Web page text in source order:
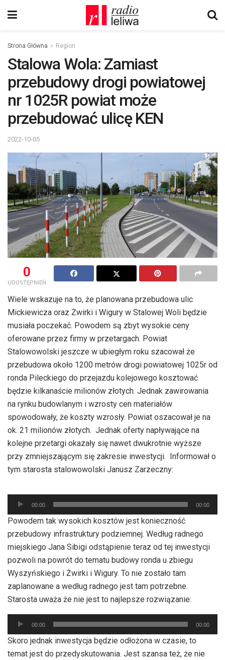
Strona Główna Region
Stalowa Wola: Zamiast
przebudowy drogi powiatowej
nr 1025R powiat może
przebudować ulicę KEN
2022-10-05
0
UDOSTĘPNIEŃ
Wiele wskazuje na to, że planowana przebudowa ulic
Mickiewicza oraz Żwirki i Wigury w Stalowej Woli będzie
musiała poczekać. Powodem są zbyt wysokie ceny
oferowane przez firmy w przetargach. Powiat
Stalowowolski jeszcze w ubiegłym roku szacował że
przebudowa około 1200 metrów drogi powiatowej 1025r od
ronda Pileckiego do przejazdu kolejowego kosztować
będzie kilkanaście milionów złotych. Jednak zawirowania
na rynku budowlanym i wzrosty cen materiałów
spowodowały, że koszty wzrosły. Powiat oszacował je na
ok. 21 milionów złotych. Jednak oferty napływające na
kolejne przetargi okazały się nawet dwukrotnie wyższe
przy zmniejszającym się zakresie inwestycji. Informował o
tym starosta stalowowolski Janusz Zarzeczny:
Odtwarzacz
plików
dźwiękowych
00:00 00:00
Powodem tak wysokich kosztów jest konieczność
przebudowy infrastruktury podziemnej. Według radnego
miejskiego Jana Sibigi odstąpienie teraz od tej inwestycji
pozwoli na powrót do tematu budowy ronda u zbiegu
Wyszyńskiego i Żwirki i Wigury. To nie zostało tam
zaplanowane a według radnego jest tam potrzebne.
Starosta uważa że nie jest to najlepsze rozwiązanie:
Odtwarzacz
plików
dźwiękowych
00:00 00:00
Skoro jednak inwestycja będzie odłożona w czasie, to
temat jest do przedyskutowania. Jest szansa też, że nie